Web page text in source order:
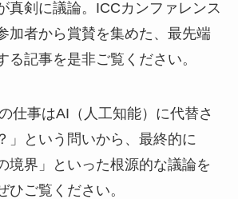
真剣に議論。ICCカンファレンス
加者から賞賛を集めた、最先端
る記事を是非ご覧ください。
仕事はAI（人工知能）に代替さ
」という問いから、最終的に
境界」といった根源的な議論を
ひご覧ください。